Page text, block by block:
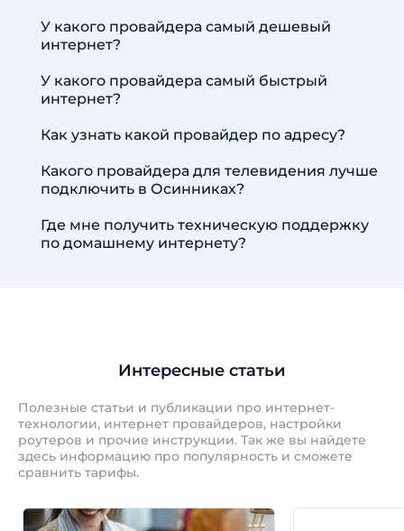
У какого провайдера самый дешевый
интернет?
У какого провайдера самый быстрый
интернет?
Как узнать какой провайдер по адресу?
Какого провайдера для телевидения лучше
подключить в Осинниках?
Где мне получить техническую поддержку
по домашнему интернету?
Интересные статьи
Полезные статьи и публикации про интернет-
технологии, интернет провайдеров, настройки
роутеров и прочие инструкции. Так же вы найдете
здесь информацию про популярность и сможете
сравнить тарифы.